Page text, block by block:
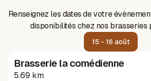
Renseignez les dates de votre
disponibilités chez nos brasseries
15 - 16 août
Brasserie la comédienne
5.69 km